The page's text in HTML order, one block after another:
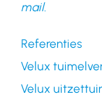
mail.
Referenties
Velux
Velux